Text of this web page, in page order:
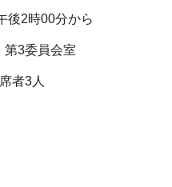
2時00分から
3委員会室
者3人